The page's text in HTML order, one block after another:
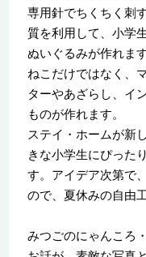
専用針でちくちく刺
質を利用して、小学
ぬいぐるみが作れます
ねこだけではなく、
ターやあざらし、イ
ものが作れます。
ステイ・ホームが新
きな小学生にぴった
す。アイデア次第で
ので、夏休みの自由
みつごのにゃんころ